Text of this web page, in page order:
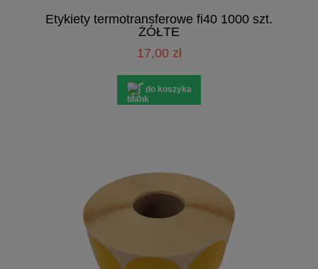
Etykiety termotransferowe fi40 1000 szt.
ŻÓŁTE
17,00 zł
do koszyka